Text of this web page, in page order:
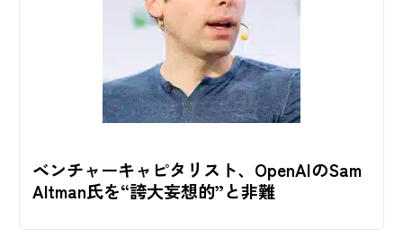
ベンチャーキャピタリスト、OpenAIのSam
Altman氏を“誇大妄想的”と非難